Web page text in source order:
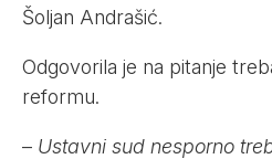
Šoljan Andrašić.
Odgovorila je na pitanje
reformu.
– Ustavni sud nesporno